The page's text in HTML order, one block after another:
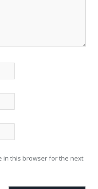
in this browser for the next